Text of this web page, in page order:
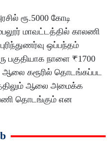
ரூ.5000 கோடி
மாவட்டத்தில் காலணி
ஒப்பந்தம்
நாளை ₹1700
ஆலை கரூரில் தொடங்கப்பட
ஆலை அமைக்க
பணி தொடங்கும் என